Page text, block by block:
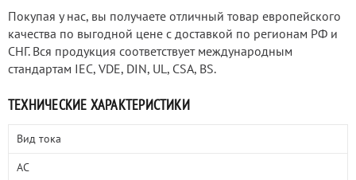
Покупая у нас, вы получаете отличный товар европейского
качества по выгодной цене с доставкой по регионам РФ и
СНГ. Вся продукция соответствует международным
стандартам IEC, VDE, DIN, UL, CSA, BS.
ТЕХНИЧЕСКИЕ ХАРАКТЕРИСТИКИ
Вид тока
AC